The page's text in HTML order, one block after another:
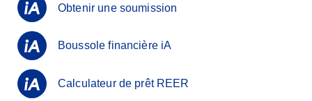
Obtenir une soumission
Boussole financière iA
Calculateur de prêt REER